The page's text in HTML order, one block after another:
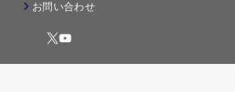
お問い合わせ